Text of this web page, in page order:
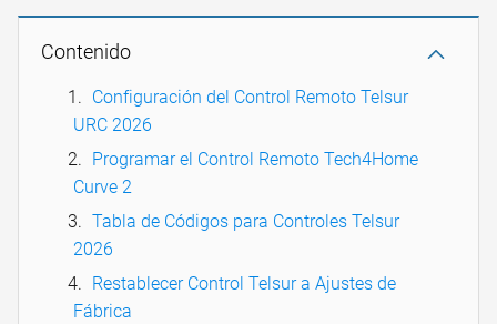
Contenido
Configuración del Control Remoto Telsur
URC 2026
Programar el Control Remoto Tech4Home
Curve 2
Tabla de Códigos para Controles Telsur
2026
Restablecer Control Telsur a Ajustes de
Fábrica